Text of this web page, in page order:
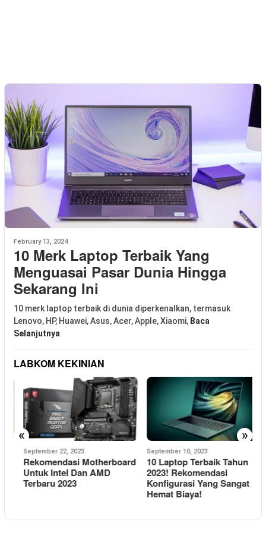
February 13, 2024
10 Merk Laptop Terbaik Yang
Menguasai Pasar Dunia Hingga
Sekarang Ini
10 merk laptop terbaik di dunia diperkenalkan, termasuk
Lenovo, HP, Huawei, Asus, Acer, Apple, Xiaomi, Baca
Selanjutnya
LABKOM KEKINIAN
« »
September 22, 2023
Rekomendasi Motherboard
Untuk Intel Dan AMD
Terbaru 2023
September 10, 2023
10 Laptop Terbaik Tahun
2023! Rekomendasi
Konfigurasi Yang Sangat
Hemat Biaya!